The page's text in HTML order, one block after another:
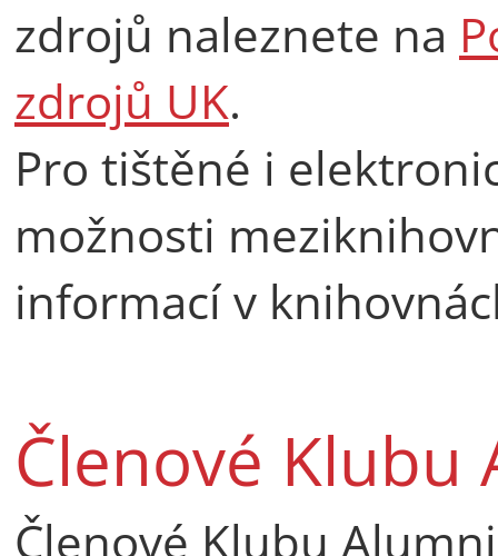
zdrojů naleznete na
zdrojů UK.
Pro tištěné i
možnosti
informací v
Členové Klubu
Členové Klubu